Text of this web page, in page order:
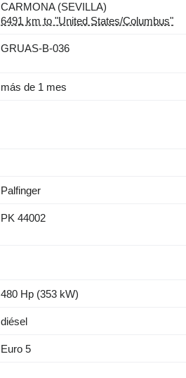
CARMONA (SEVILLA)
6491 km to "United States/Columbus"
GRUAS-B-036
más de 1 mes
Palfinger
PK 44002
480 Hp (353 kW)
diésel
Euro 5